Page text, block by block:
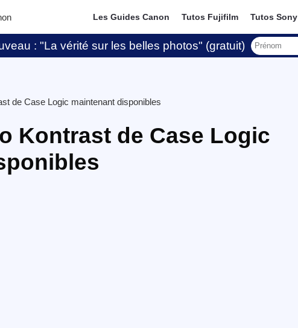
Les Guides Canon Tutos Fujifilm Tutos Sony
: "La vérité sur les belles photos" (gratuit)
de Case Logic maintenant disponibles
Kontrast de Case Logic